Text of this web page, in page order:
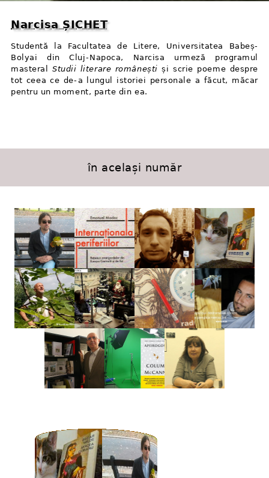
Narcisa ȘICHET
Studentă la Facultatea de Litere, Universitatea Babeș-
Bolyai din Cluj⁠-⁠Napoca, Narcisa urmeză programul
masteral Studii literare românești și scrie poeme despre
tot ceea ce de⁠-⁠a lungul istoriei personale a făcut, măcar
pentru un moment, parte din ea.
în același număr